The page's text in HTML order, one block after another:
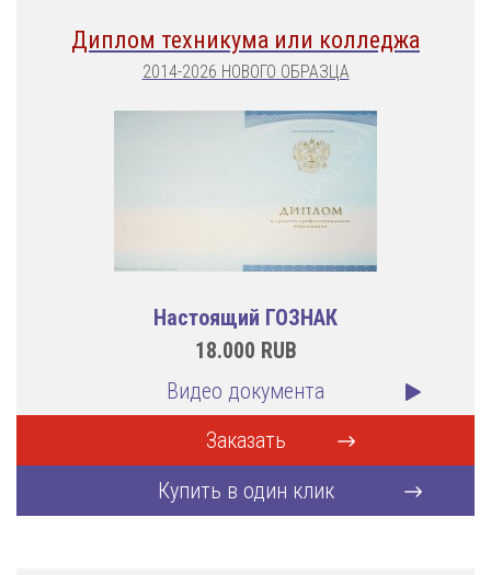
Диплом техникума или колледжа
2014-2026 НОВОГО ОБРАЗЦА
Настоящий ГОЗНАК
18.000 RUB
Видео документа
Заказать
Купить в один клик